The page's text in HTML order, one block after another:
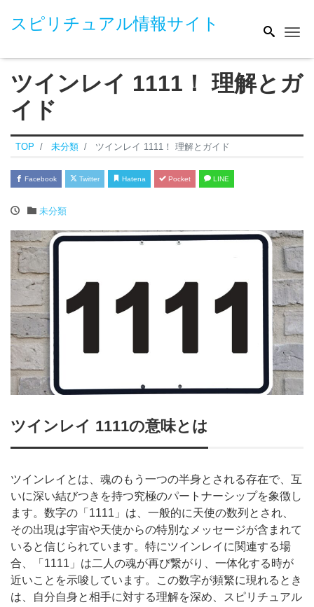
スピリチュアル情報サイト
ツインレイ 1111！ 理解とガ
イド
TOP 未分類 ツインレイ 1111！ 理解とガイド
Facebook Twitter Hatena Pocket LINE
未分類
ツインレイ 1111の意味とは
ツインレイとは、魂のもう一つの半身とされる存在で、互
いに深い結びつきを持つ究極のパートナーシップを象徴し
ます。数字の「1111」は、一般的に天使の数列とされ、
その出現は宇宙や天使からの特別なメッセージが含まれて
いると信じられています。特にツインレイに関連する場
合、「1111」は二人の魂が再び繋がり、一体化する時が
近いことを示唆しています。この数字が頻繁に現れるとき
は、自分自身と相手に対する理解を深め、スピリチュアル